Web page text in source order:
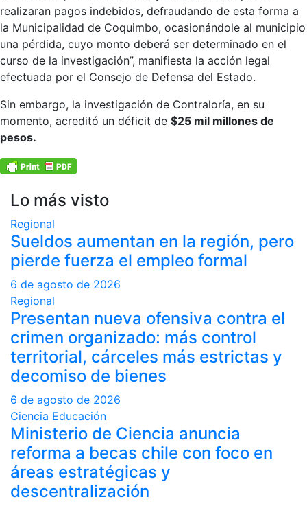
realizaran pagos indebidos, defraudando de esta forma a
la Municipalidad de Coquimbo, ocasionándole al municipio
una pérdida, cuyo monto deberá ser determinado en el
curso de la investigación”, manifiesta la acción legal
efectuada por el Consejo de Defensa del Estado.
Sin embargo, la investigación de Contraloría, en su
momento, acreditó un déficit de $25 mil millones de
pesos.
Lo más visto
Regional
Sueldos aumentan en la región, pero
pierde fuerza el empleo formal
6 de agosto de 2026
Regional
Presentan nueva ofensiva contra el
crimen organizado: más control
territorial, cárceles más estrictas y
decomiso de bienes
6 de agosto de 2026
Ciencia Educación
Ministerio de Ciencia anuncia
reforma a becas chile con foco en
áreas estratégicas y
descentralización